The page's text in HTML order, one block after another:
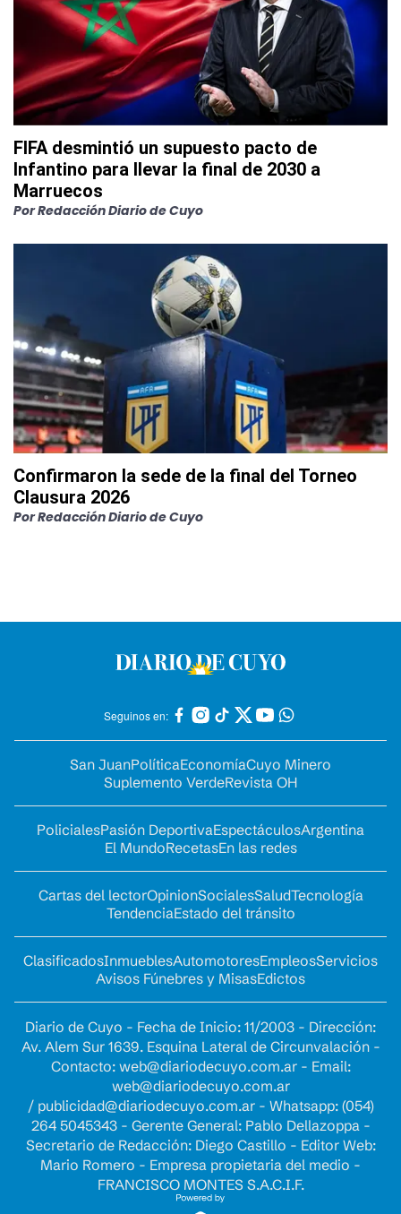
FIFA desmintió un supuesto pacto de
Infantino para llevar la final de 2030 a
Marruecos
PorRedacción Diario de Cuyo
Confirmaron la sede de la final del Torneo
Clausura 2026
PorRedacción Diario de Cuyo
Seguinos en:
San JuanPolíticaEconomíaCuyo Minero
Suplemento VerdeRevista OH
PolicialesPasión DeportivaEspectáculosArgentina
El MundoRecetasEn las redes
Cartas del lectorOpinionSocialesSaludTecnología
TendenciaEstado del tránsito
ClasificadosInmueblesAutomotoresEmpleosServicios
Avisos Fúnebres y MisasEdictos
Diario de Cuyo - Fecha de Inicio: 11/2003 - Dirección:
Av. Alem Sur 1639. Esquina Lateral de Circunvalación -
Contacto: web@diariodecuyo.com.ar- Email:
web@diariodecuyo.com.ar
/ publicidad@diariodecuyo.com.ar- Whatsapp: (054)
264 5045343 - Gerente General: Pablo Dellazoppa -
Secretario de Redacción: Diego Castillo - Editor Web:
Mario Romero - Empresa propietaria del medio -
FRANCISCO MONTES S.A.C.I.F.